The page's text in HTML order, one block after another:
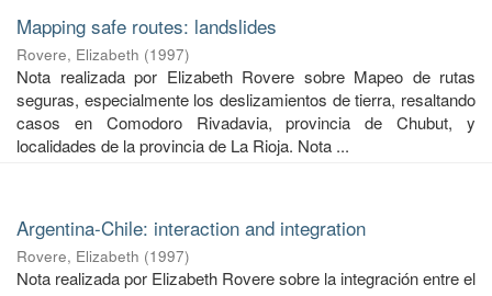
Mapping safe routes: landslides
Rovere, Elizabeth (1997)
Nota realizada por Elizabeth Rovere sobre Mapeo de rutas
seguras, especialmente los deslizamientos de tierra, resaltando
casos en Comodoro Rivadavia, provincia de Chubut, y
localidades de la provincia de La Rioja. Nota ...
Argentina-Chile: interaction and integration
Rovere, Elizabeth (1997)
Nota realizada por Elizabeth Rovere sobre la integración entre el